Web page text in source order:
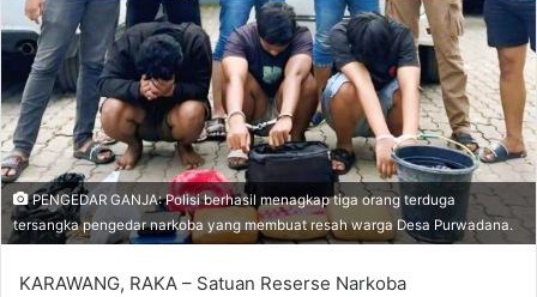
PENGEDAR GANJA: Polisi berhasil menagkap tiga orang terduga
tersangka pengedar narkoba yang membuat resah warga Desa Purwadana.
KARAWANG, RAKA – Satuan Reserse Narkoba